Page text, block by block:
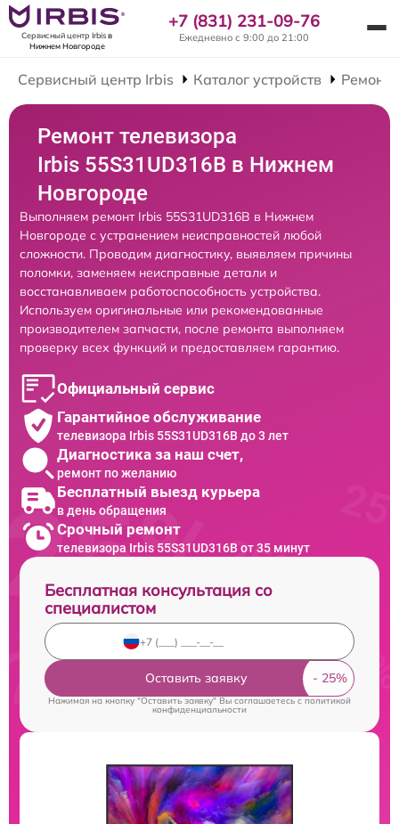
Сервисный центр Irbisв
Нижнем Новгороде
+7 (831) 231-09-76
Ежедневно с 9:00 до 21:00
Сервисный центр Irbis Каталог устройств Ремонт
Ремонт телевизора
Irbis 55S31UD316B в Нижнем
Новгороде
Выполняем ремонт Irbis 55S31UD316B в Нижнем
Новгороде с устранением неисправностей любой
сложности. Проводим диагностику, выявляем причины
поломки, заменяем неисправные детали и
восстанавливаем работоспособность устройства.
Используем оригинальные или рекомендованные
производителем запчасти, после ремонта выполняем
проверку всех функций и предоставляем гарантию.
Официальный сервис
Гарантийное обслуживание
телевизора Irbis 55S31UD316B до 3 лет
Диагностика за наш счет,
ремонт по желанию
Бесплатный выезд курьера
в день обращения
Срочный ремонт
телевизора Irbis 55S31UD316B от 35 минут
Бесплатная консультация со
специалистом
Оставить заявку
Нажимая на кнопку "Оставить заявку" Вы соглашаетесь c политикой
конфиденциальности